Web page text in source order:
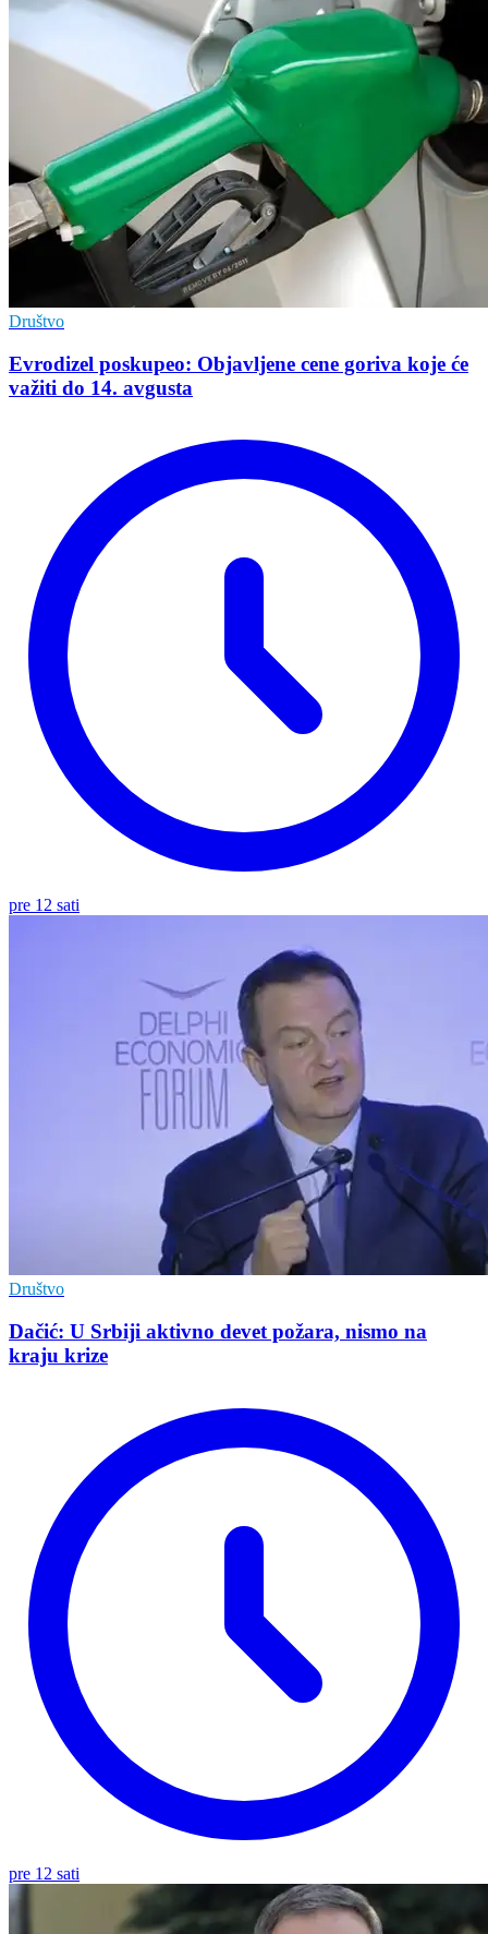
Društvo
Evrodizel poskupeo: Objavljene cene goriva koje će
važiti do 14. avgusta
pre 12 sati
Društvo
Dačić: U Srbiji aktivno devet požara, nismo na
kraju krize
pre 12 sati